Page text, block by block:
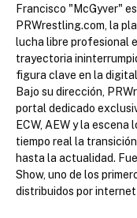
Francisco "McGyver"
PRWrestling.com, la
lucha libre profesional
trayectoria
figura clave en la
Bajo su dirección,
portal dedicado
ECW, AEW y la
tiempo real la
hasta la actualidad.
Show, uno de los
distribuidos por